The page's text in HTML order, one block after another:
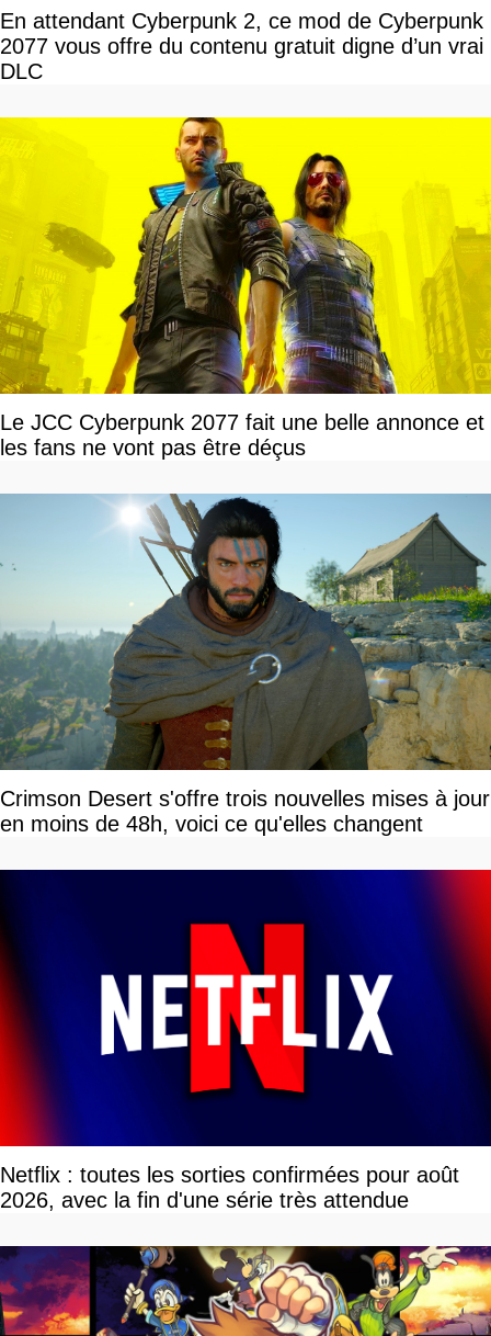
En attendant Cyberpunk 2, ce mod de Cyberpunk
2077 vous offre du contenu gratuit digne d’un vrai
DLC
Le JCC Cyberpunk 2077 fait une belle annonce et
les fans ne vont pas être déçus
Crimson Desert s'offre trois nouvelles mises à jour
en moins de 48h, voici ce qu'elles changent
Netflix : toutes les sorties confirmées pour août
2026, avec la fin d'une série très attendue